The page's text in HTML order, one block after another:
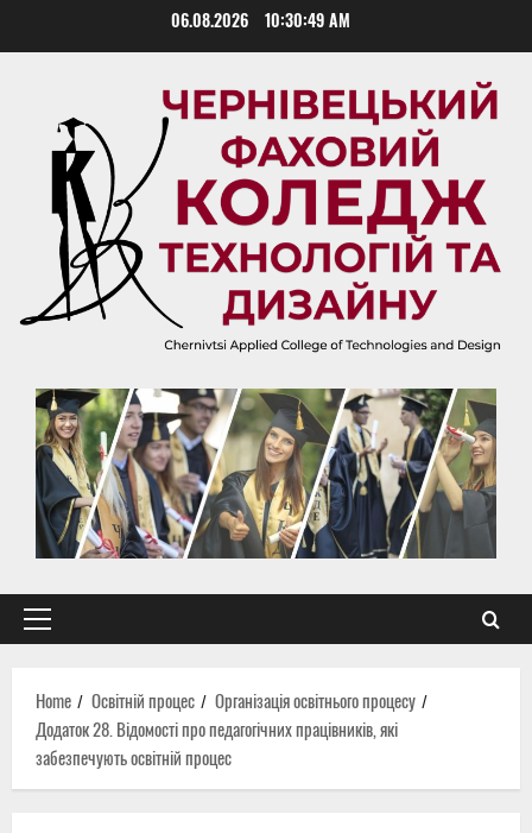
06.08.2026 10:30:49 AM
Primary
Home
Освітній процес
Організація освітнього процесу
Додаток 28. Відомості про педагогічних працівників, які
забезпечують освітній процес